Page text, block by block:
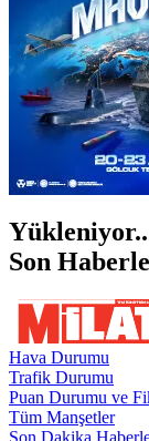
Son
Hava Durumu
Trafik Durumu
Puan Durumu ve
Tüm Manşetler
Son Dakika